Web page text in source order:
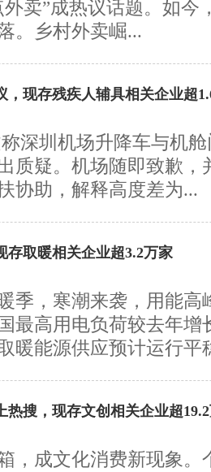
外卖”成热议话题。如今
。乡村外卖崛...
，现存残疾人辅具相关企业超
深圳机场升降车与机
质疑。机场随即致歉，
协助，解释高度差为...
存取暖相关企业超3.2万家
季，寒潮来袭，用能高
最高用电负荷较去年增
暖能源供应预计运行平
热搜，现存文创相关企业超
，成文化消费新现象。